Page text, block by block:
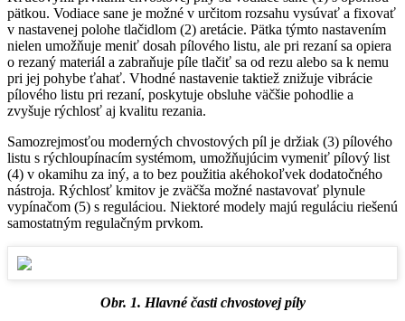
pätkou. Vodiace sane je možné v určitom rozsahu vysúvať a fixovať
v nastavenej polohe tlačidlom (2) aretácie. Pätka týmto nastavením
nielen umožňuje meniť dosah pílového listu, ale pri rezaní sa opiera
o rezaný materiál a zabraňuje píle tlačiť sa od rezu alebo sa k nemu
pri jej pohybe ťahať. Vhodné nastavenie taktiež znižuje vibrácie
pílového listu pri rezaní, poskytuje obsluhe väčšie pohodlie a
zvyšuje rýchlosť aj kvalitu rezania.
Samozrejmosťou moderných chvostových píl je držiak (3) pílového
listu s rýchloupínacím systémom, umožňujúcim vymeniť pílový list
(4) v okamihu za iný, a to bez použitia akéhokoľvek dodatočného
nástroja. Rýchlosť kmitov je zväčša možné nastavovať plynule
vypínačom (5) s reguláciou. Niektoré modely majú reguláciu riešenú
samostatným regulačným prvkom.
Obr. 1. Hlavné časti chvostovej píly